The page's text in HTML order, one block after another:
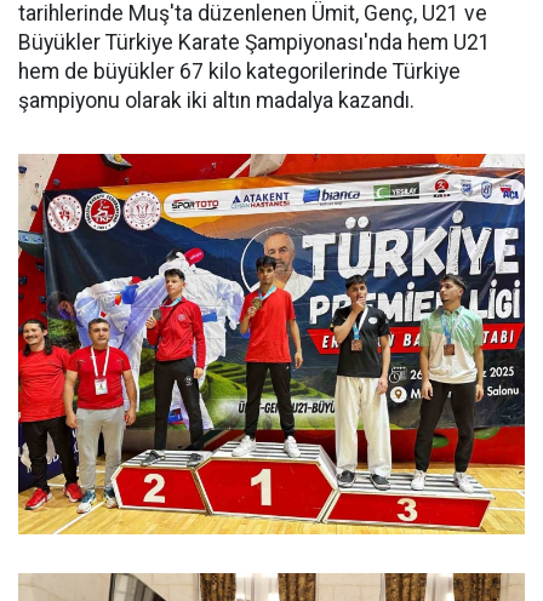
tarihlerinde Muş'ta düzenlenen Ümit, Genç, U21 ve
Büyükler Türkiye Karate Şampiyonası'nda hem U21
hem de büyükler 67 kilo kategorilerinde Türkiye
şampiyonu olarak iki altın madalya kazandı.